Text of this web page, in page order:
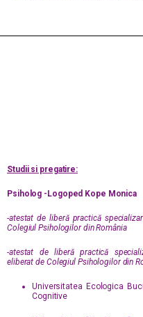
Studii si pregatire:
Psiholog -Logoped Kope Monica
-atestat de liberă practică
Colegiul Psihologilor din România
-atestat de liberă practică
eliberat de Colegiul Psihologilor din
Universitatea Ecologica
Cognitive